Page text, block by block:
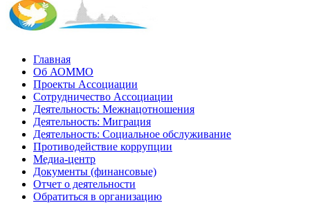
Главная
Об АОММО
Проекты Ассоциации
Сотрудничество Ассоциации
Деятельность: Межнацотношения
Деятельность: Миграция
Деятельность: Социальное обслуживание
Противодействие коррупции
Медиа-центр
Документы (финансовые)
Отчет о деятельности
Обратиться в организацию